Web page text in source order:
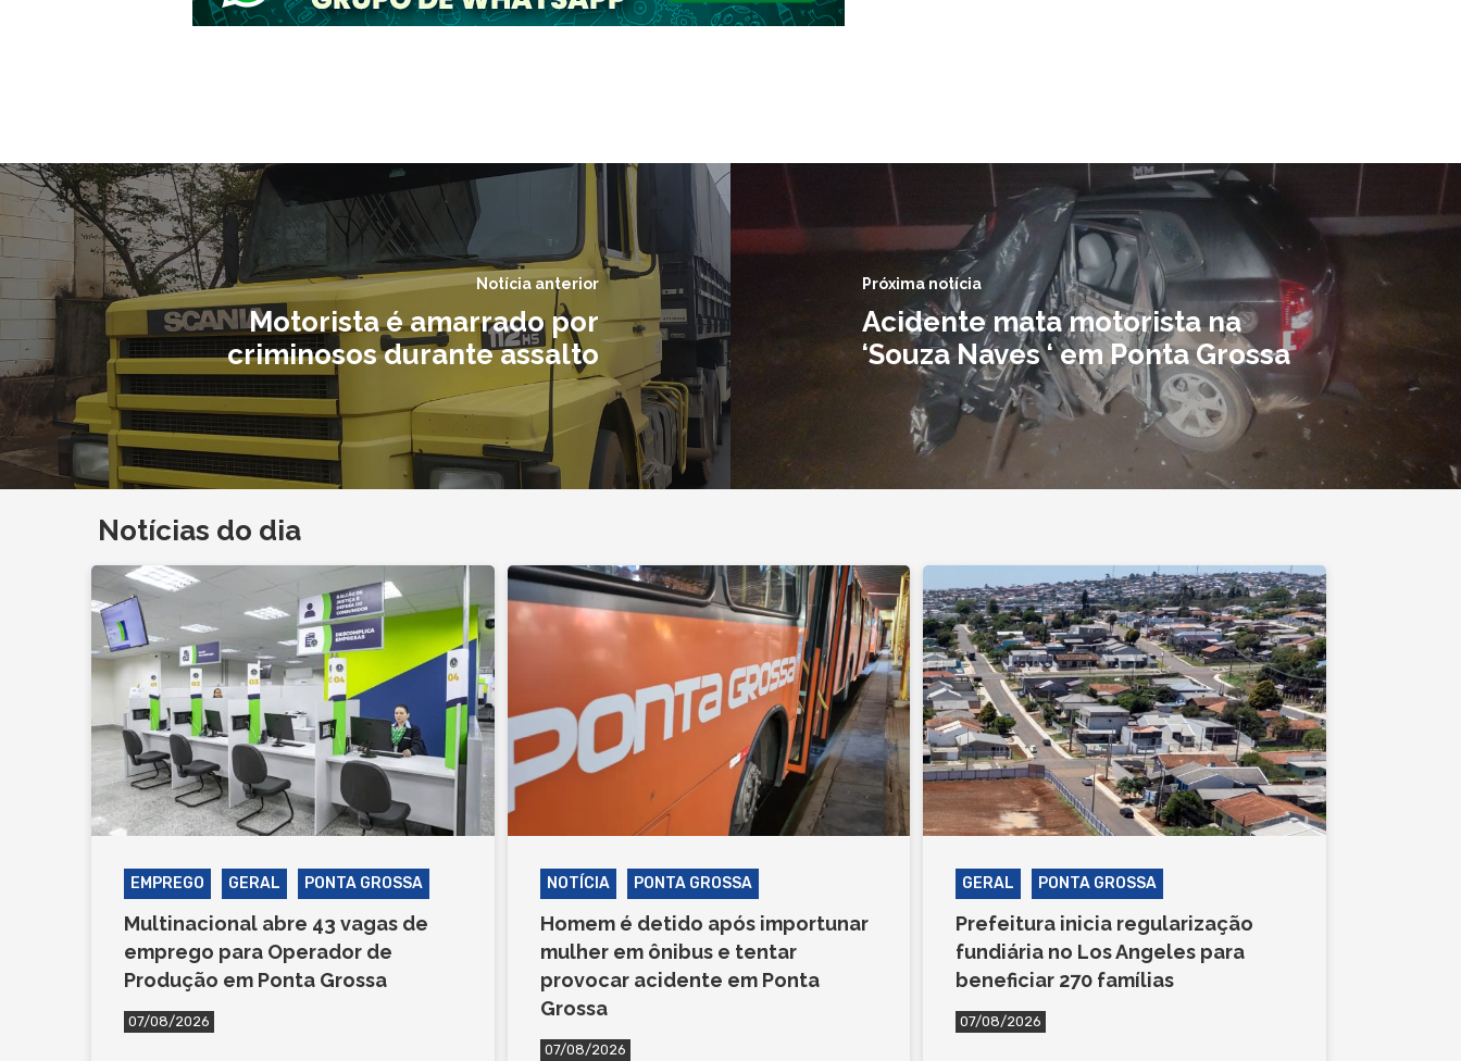
Notícia anterior
Motorista é amarrado por
criminosos durante assalto
Próxima notícia
Acidente mata motorista na
‘Souza Naves ‘ em Ponta Grossa
Notícias do dia
EMPREGO GERAL PONTA GROSSA
Multinacional abre 43 vagas de
emprego para Operador de
Produção em Ponta Grossa
07/08/2026
NOTÍCIA PONTA GROSSA
Homem é detido após importunar
mulher em ônibus e tentar
provocar acidente em Ponta
Grossa
07/08/2026
GERAL PONTA GROSSA
Prefeitura inicia regularização
fundiária no Los Angeles para
beneficiar 270 famílias
07/08/2026